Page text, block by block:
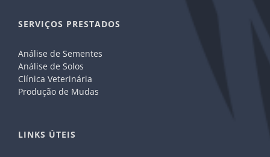
SERVIÇOS PRESTADOS
Análise de Sementes
Análise de Solos
Clínica Veterinária
Produção de Mudas
LINKS ÚTEIS